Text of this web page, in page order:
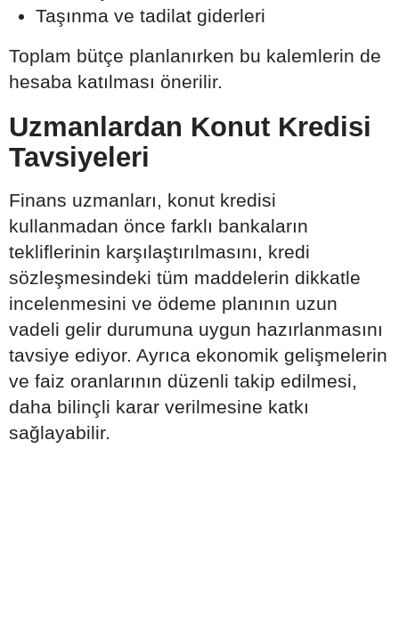
Taşınma ve tadilat giderleri
Toplam bütçe planlanırken bu kalemlerin de
hesaba katılması önerilir.
Uzmanlardan Konut Kredisi
Tavsiyeleri
Finans uzmanları, konut kredisi
kullanmadan önce farklı bankaların
tekliflerinin karşılaştırılmasını, kredi
sözleşmesindeki tüm maddelerin dikkatle
incelenmesini ve ödeme planının uzun
vadeli gelir durumuna uygun hazırlanmasını
tavsiye ediyor. Ayrıca ekonomik gelişmelerin
ve faiz oranlarının düzenli takip edilmesi,
daha bilinçli karar verilmesine katkı
sağlayabilir.